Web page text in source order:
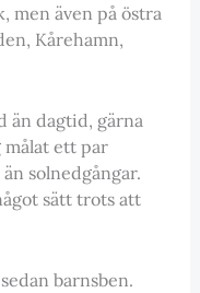
men även på östra
Kårehamn,
än dagtid, gärna
målat ett par
solnedgångar.
sätt trots att
barnsben.